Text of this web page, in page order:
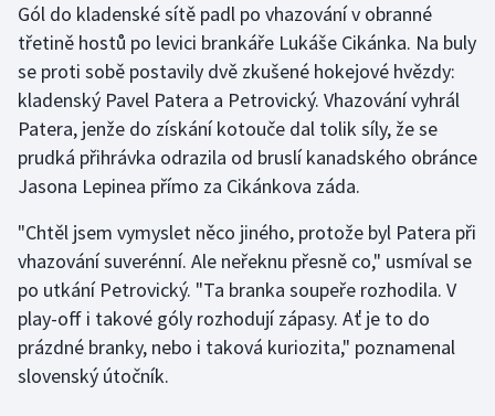
Futsal
Golf
Gymnastika
Házená
Jezdectví
Judo
Krasobruslení
Gól do kladenské sítě padl po vhazování v obranné
třetině hostů po levici brankáře Lukáše Cikánka. Na buly
se proti sobě postavily dvě zkušené hokejové hvězdy:
kladenský Pavel Patera a Petrovický. Vhazování vyhrál
Patera, jenže do získání kotouče dal tolik síly, že se
prudká přihrávka odrazila od bruslí kanadského obránce
Jasona Lepinea přímo za Cikánkova záda.
"Chtěl jsem vymyslet něco jiného, protože byl Patera při
vhazování suverénní. Ale neřeknu přesně co," usmíval se
po utkání Petrovický. "Ta branka soupeře rozhodila. V
play-off i takové góly rozhodují zápasy. Ať je to do
prázdné branky, nebo i taková kuriozita," poznamenal
slovenský útočník.